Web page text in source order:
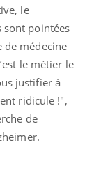
le
sont pointées
de médecine
le métier le
justifier à
ridicule !",
de